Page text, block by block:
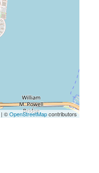
| ©OpenStreetMapcontributors